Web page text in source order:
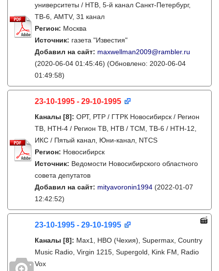
университеты / НТВ, 5-й канал Санкт-Петербург,
ТВ-6, AMTV, 31 канал
Регион: Москва
Источник: газета "Известия"
Добавил на сайт: maxwellman2009@rambler.ru
(2020-06-04 01:45:46) (Обновлено: 2020-06-04
01:49:58)
23-10-1995 - 29-10-1995
Каналы [8]: ОРТ, РТР / ГТРК Новосибирск / Регион
ТВ, НТН-4 / Регион ТВ, НТВ / ТСМ, ТВ-6 / НТН-12,
ИКС / Пятый канал, Юни-канал, NTCS
Регион: Новосибирск
Источник: Ведомости Новосибирского областного
совета депутатов
Добавил на сайт: mityavoronin1994 (2022-01-07
12:42:52)
23-10-1995 - 29-10-1995
Каналы [8]: Max1, HBO (Чехия), Supermax, Country
Music Radio, Virgin 1215, Supergold, Kink FM, Radio
Vox